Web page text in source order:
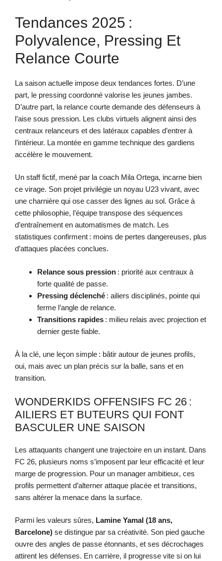
Tendances 2025 :
Polyvalence, Pressing Et
Relance Courte
La saison actuelle impose deux tendances fortes. D’une
part, le pressing coordonné valorise les jeunes jambes.
D’autre part, la relance courte demande des défenseurs à
l’aise sous pression. Les clubs virtuels alignent ainsi des
centraux relanceurs et des latéraux capables d’entrer à
l’intérieur. La montée en gamme technique des gardiens
accélère le mouvement.
Un staff fictif, mené par la coach Mila Ortega, incarne bien
ce virage. Son projet privilégie un noyau U23 vivant, avec
une charnière qui ose casser des lignes au sol. Grâce à
cette philosophie, l’équipe transpose des séquences
d’entraînement en automatismes de match. Les
statistiques confirment : moins de pertes dangereuses, plus
d’attaques placées conclues.
Relance sous pression : priorité aux centraux à
forte qualité de passe.
Pressing déclenché : ailiers disciplinés, pointe qui
ferme l’angle de relance.
Transitions rapides : milieu relais avec projection et
dernier geste fiable.
À la clé, une leçon simple : bâtir autour de jeunes profils,
oui, mais avec un plan précis sur la balle, sans et en
transition.
WONDERKIDS OFFENSIFS FC 26 :
AILIERS ET BUTEURS QUI FONT
BASCULER UNE SAISON
Les attaquants changent une trajectoire en un instant. Dans
FC 26, plusieurs noms s’imposent par leur efficacité et leur
marge de progression. Pour un manager ambitieux, ces
profils permettent d’alterner attaque placée et transitions,
sans altérer la menace dans la surface.
Parmi les valeurs sûres, Lamine Yamal (18 ans,
Barcelone) se distingue par sa créativité. Son pied gauche
ouvre des angles de passe étonnants, et ses décrochages
attirent les défenses. En carrière, il progresse vite si on lui